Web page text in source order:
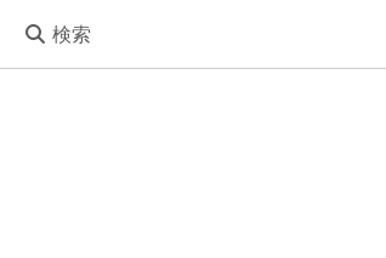
検索